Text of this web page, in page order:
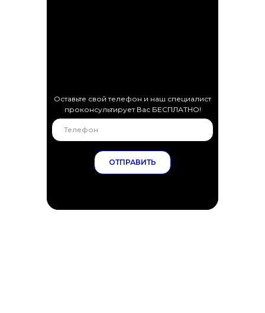
ОТПРАВИТЬ
Оставьте свой телефон и наш специалист
проконсультирует Вас БЕСПЛАТНО!